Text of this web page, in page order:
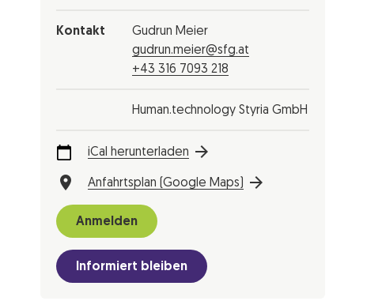
Kontakt
Gudrun Meier
gudrun.meier@sfg.at
+43 316 7093 218
Human.technology Styria GmbH
iCal herunterladen
Anfahrtsplan (Google Maps)
Anmelden
Informiert bleiben